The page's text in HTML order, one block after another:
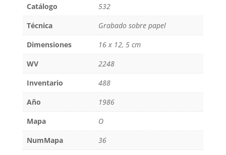
Catálogo
532
Técnica
Grabado sobre papel
Dimensiones
16 x 12, 5 cm
WV
2248
Inventario
488
Año
1986
Mapa
O
NumMapa
36